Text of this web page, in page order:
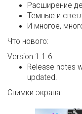
Расширение
Темные и
И многое,
Что нового:
Version 1.1.6:
Release notes
updated.
Снимки экрана: